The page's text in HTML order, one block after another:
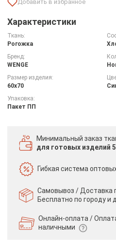
Характеристики
Ткань:
Рогожка
Бренд:
WENGE
Размер изделия:
60х70
Упаковка:
Пакет ПП
Минимальный заказ
для готовых изделий
Гибкая система
Самовывоз / Доставка
Бесплатно по городу и
Онлайн-оплата /
наличными